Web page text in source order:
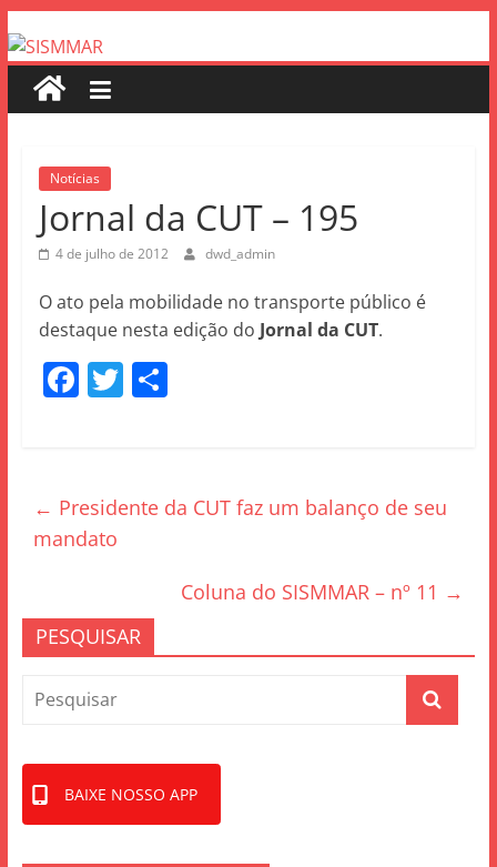
Notícias
Jornal da CUT – 195
4 de julho de 2012 dwd_admin
O ato pela mobilidade no transporte público é
destaque nesta edição do Jornal da CUT.
F
b
o
k
T S
← Presidente da CUT faz um balanço de seu
mandato
Coluna do SISMMAR – nº 11 →
PESQUISAR
BAIXE NOSSO APP